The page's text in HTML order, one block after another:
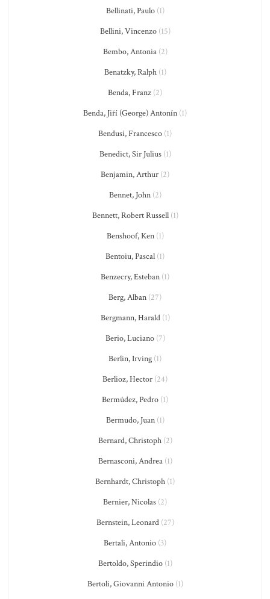
Bellinati, Paulo(1)
Bellini, Vincenzo(15)
Bembo, Antonia(2)
Benatzky, Ralph(1)
Benda, Franz (2)
Benda, Jiří (George) Antonín (1)
Bendusi, Francesco (1)
Benedict, Sir Julius(1)
Benjamin, Arthur (2)
Bennet, John(2)
Bennett, Robert Russell(1)
Benshoof, Ken(1)
Bentoiu, Pascal (1)
Benzecry, Esteban (1)
Berg, Alban (27)
Bergmann, Harald(1)
Berio, Luciano(7)
Berlin, Irving (1)
Berlioz, Hector (24)
Bermúdez, Pedro (1)
Bermudo, Juan(1)
Bernard, Christoph(2)
Bernasconi, Andrea(1)
Bernhardt, Christoph (1)
Bernier, Nicolas (2)
Bernstein, Leonard(27)
Bertali, Antonio (3)
Bertoldo, Sperindio(1)
Bertoli, Giovanni Antonio(1)